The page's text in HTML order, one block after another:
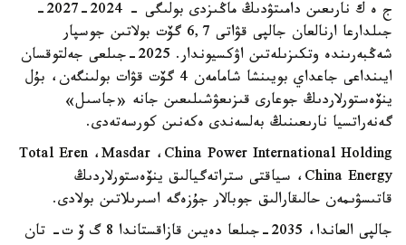
ج ە ك نارىعىن دامىتۋدىڭ ماڭىزدى بولىگى - 2024-2027-
جىلدارعا ارنالعان جالپى قۋاتى 6,7 گۆت بولاتىن جوسپار
شەڭبەرىندە وتكىزىلەتىن اۋكسيوندار. 2025-جىلعى جەلتوقسان
ايىنداعى جاعداي بويىنشا شامامەن 4 گۆت قۋات بولىنگەن، بۇل
ينۆەستورلاردىڭ جوعارى قىزىعۋشىلىعىن جانە «جاسىل»
گەنەراتسيا نارىعىنىڭ بەلسەندى ەكەنىن كورسەتەدى.
Total Eren ،Masdar ،China Power International Holding
،China Energy سياقتى ستراتەگيالىق ينۆەستورلاردىڭ
قاتىسۋىمەن حالىقارالىق جوبالار جۇزەگە اسىرىلاتىن بولادى.
جالپى العاندا، 2035-جىلعا دەيىن قازاقستاندا 8 گ ۆ ت- تان